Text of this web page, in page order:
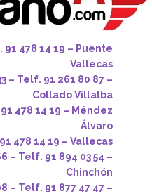
19 – Puente
Vallecas
– Telf. 91 261 80 87 –
Collado Villalba
19 – Méndez
Álvaro
19 – Vallecas
– Telf. 91 894 03 54 –
Chinchón
– Telf. 91 877 47 47 –